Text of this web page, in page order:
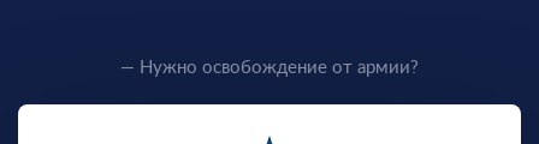
— Нужно освобождение от армии?